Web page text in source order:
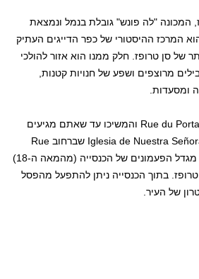
המכונה "לה פונש" גובלת בנמל ונמצאת
המרכז ההיסטורי של כפר הדייגים העתיק
של סן טרופז. חלק ממנו הוא אזור להולכי
מרוצפים ושפע של חנויות קטנות,
ומסעדות.
פנו שמאלה ברחוב Rue du Portail-Neuf והמשיכו עד שאתם מגיעים
לכנסיית Iglesia de Nuestra Señora de la Asunción שברחוב Rue
Commandant Guichard. מגדל הפעמונים של הכנסייה (מהמאה ה-18)
בתוך הכנסייה ניתן להתפעל מהפסל
של העיר.